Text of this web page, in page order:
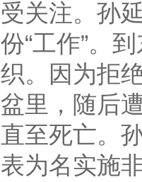
受关注。孙
份“工作”。
织。因为拒
盆里，随后
直至死亡。
表为名实施